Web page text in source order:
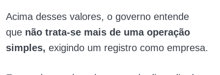
Acima desses valores, o governo entende
que não trata-se mais de uma operação
simples, exigindo um registro como empresa.